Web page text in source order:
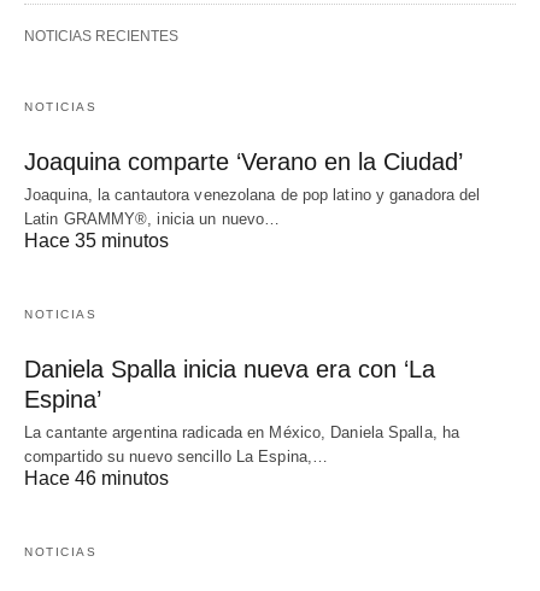
NOTICIAS RECIENTES
NOTICIAS
Joaquina comparte ‘Verano en la Ciudad’
Joaquina, la cantautora venezolana de pop latino y ganadora del
Latin GRAMMY®, inicia un nuevo…
Hace 35 minutos
NOTICIAS
Daniela Spalla inicia nueva era con ‘La
Espina’
La cantante argentina radicada en México, Daniela Spalla, ha
compartido su nuevo sencillo La Espina,…
Hace 46 minutos
NOTICIAS